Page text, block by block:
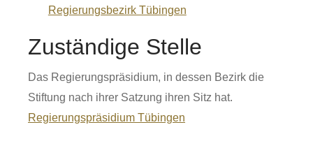
Regierungsbezirk Tübingen
Zuständige Stelle
Das Regierungspräsidium, in dessen Bezirk die
Stiftung nach ihrer Satzung ihren Sitz hat.
Regierungspräsidium Tübingen